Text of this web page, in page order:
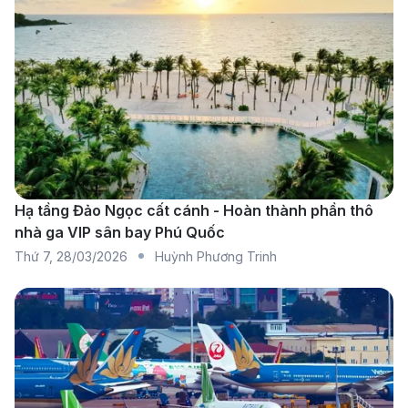
Vietnam Airlines & Air France: Hành khách có thể
bay từ TP.HCM đến Paris (CDG) với Vietnam
Airlines hoặc Air France, sau đó nối chuyến đến
Pau bằng Air France hoặc các hãng hàng không
nội địa Pháp. Air France mang đến dịch vụ chuyên
nghiệp và tiện nghi hiện đại.
KLM: Cung cấp hành trình từ TP.HCM đến
Amsterdam (AMS), sau đó nối chuyến đến Pau
bằng KLM Cityhopper hoặc các đối tác liên kết.
Hãng hàng không Hà Lan này nổi bật với dịch vụ
chất lượng cao và nhiều tiện ích hấp dẫn.
Lufthansa:Lựa chọn bay từ TP.HCM đến
Frankfurt (FRA), sau đó nối chuyến đến Pau bằng
Hạ tầng Đảo Ngọc cất cánh - Hoàn thành phần thô
nhà ga VIP sân bay Phú Quốc
Thứ 7, 28/03/2026 Huỳnh Phương Trinh